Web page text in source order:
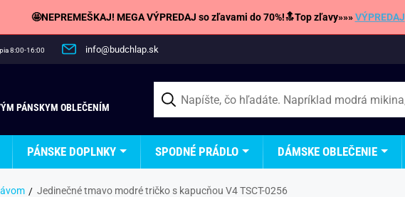
🤩NEPREMEŠKAJ! MEGA VÝPREDAJ so zľavami do 70%!🔝Top zľavy»»»VÝPREDAJ
8:00-16:00 info@budchlap.sk
PÁNSKYM OBLEČENÍM
PÁNSKE DOPLNKY SPODNÉ PRÁDLO DÁMSKE OBLEČENIE
Jedinečné tmavo modré tričko s kapucňou V4 TSCT-0256